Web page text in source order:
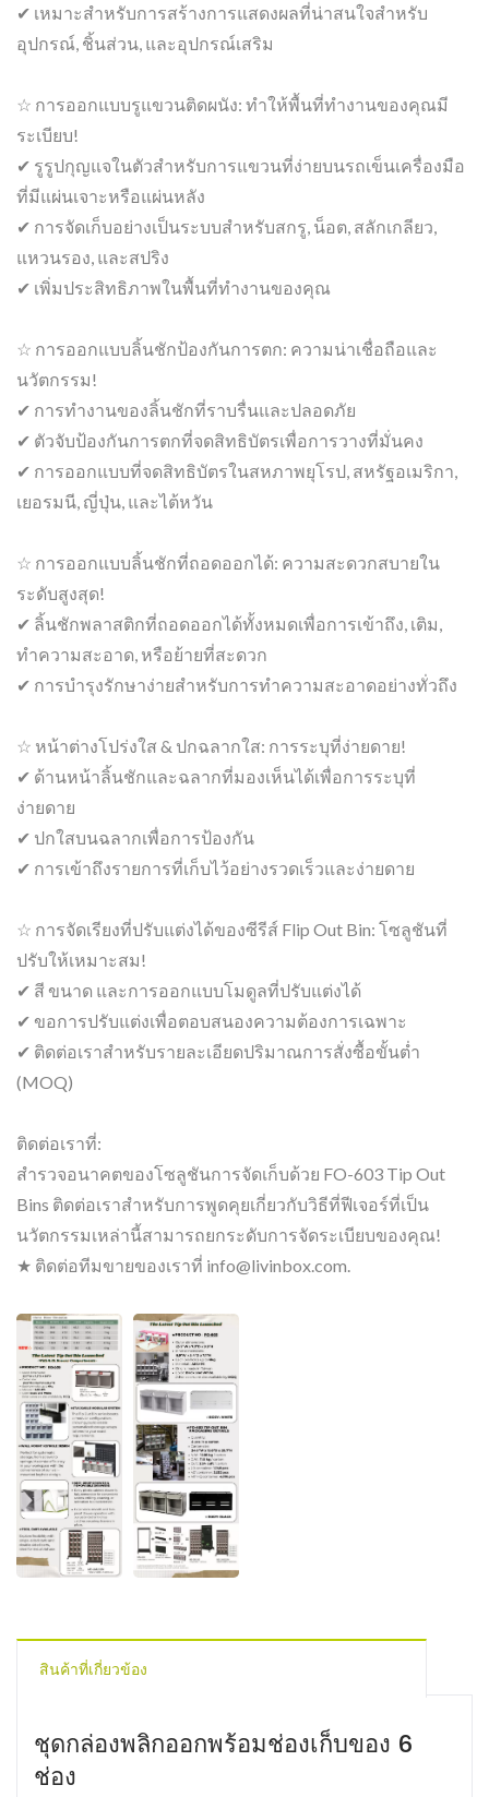
✔ เหมาะสำหรับการสร้างการแสดงผลที่น่าสนใจสำหรับ
อุปกรณ์, ชิ้นส่วน, และอุปกรณ์เสริม
☆ การออกแบบรูแขวนติดผนัง: ทำให้พื้นที่ทำงานของคุณมี
ระเบียบ!
✔ รูรูปกุญแจในตัวสำหรับการแขวนที่ง่ายบนรถเข็นเครื่องมือ
ที่มีแผ่นเจาะหรือแผ่นหลัง
✔ การจัดเก็บอย่างเป็นระบบสำหรับสกรู, น็อต, สลักเกลียว,
แหวนรอง, และสปริง
✔ เพิ่มประสิทธิภาพในพื้นที่ทำงานของคุณ
☆ การออกแบบลิ้นชักป้องกันการตก: ความน่าเชื่อถือและ
นวัตกรรม!
✔ การทำงานของลิ้นชักที่ราบรื่นและปลอดภัย
✔ ตัวจับป้องกันการตกที่จดสิทธิบัตรเพื่อการวางที่มั่นคง
✔ การออกแบบที่จดสิทธิบัตรในสหภาพยุโรป, สหรัฐอเมริกา,
เยอรมนี, ญี่ปุ่น, และไต้หวัน
☆ การออกแบบลิ้นชักที่ถอดออกได้: ความสะดวกสบายใน
ระดับสูงสุด!
✔ ลิ้นชักพลาสติกที่ถอดออกได้ทั้งหมดเพื่อการเข้าถึง, เติม,
ทำความสะอาด, หรือย้ายที่สะดวก
✔ การบำรุงรักษาง่ายสำหรับการทำความสะอาดอย่างทั่วถึง
☆ หน้าต่างโปร่งใส & ปกฉลากใส: การระบุที่ง่ายดาย!
✔ ด้านหน้าลิ้นชักและฉลากที่มองเห็นได้เพื่อการระบุที่
ง่ายดาย
✔ ปกใสบนฉลากเพื่อการป้องกัน
✔ การเข้าถึงรายการที่เก็บไว้อย่างรวดเร็วและง่ายดาย
☆ การจัดเรียงที่ปรับแต่งได้ของซีรีส์ Flip Out Bin: โซลูชันที่
ปรับให้เหมาะสม!
✔ สี ขนาด และการออกแบบโมดูลที่ปรับแต่งได้
✔ ขอการปรับแต่งเพื่อตอบสนองความต้องการเฉพาะ
✔ ติดต่อเราสำหรับรายละเอียดปริมาณการสั่งซื้อขั้นต่ำ
(MOQ)
ติดต่อเราที่:
สำรวจอนาคตของโซลูชันการจัดเก็บด้วย FO-603 Tip Out
Bins ติดต่อเราสำหรับการพูดคุยเกี่ยวกับวิธีที่ฟีเจอร์ที่เป็น
นวัตกรรมเหล่านี้สามารถยกระดับการจัดระเบียบของคุณ!
★ ติดต่อทีมขายของเราที่ info@livinbox.com.
สินค้าที่เกี่ยวข้อง
ชุดกล่องพลิกออกพร้อมช่องเก็บของ 6
ช่อง